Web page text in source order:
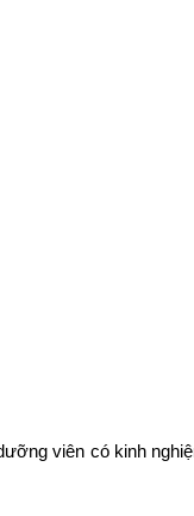
viên có kinh